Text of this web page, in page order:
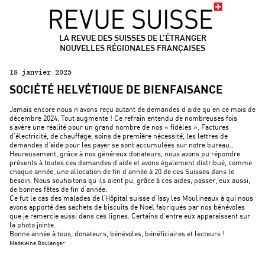
LA REVUE DES SUISSES DE L’ÉTRANGER
NOUVELLES RÉGIONALES FRANÇAISES
18 janvier 2025
SOCIÉTÉ HELVÉTIQUE DE BIENFAISANCE
Jamais encore nous n’avons reçu autant de demandes d’aide qu’en ce mois de
décembre 2024. Tout augmente ! Ce refrain entendu de nombreuses fois
s’avère une réalité pour un grand nombre de nos « fidèles ». Factures
d’électricité, de chauffage, soins de première nécessité, les lettres de
demandes d’aide pour les payer se sont accumulées sur notre bureau…
Heureusement, grâce à nos généreux donateurs, nous avons pu répondre
présents à toutes ces demandes d’aide et avons également distribué, comme
chaque année, une allocation de fin d’année à 20 de ces Suisses dans le
besoin. Nous souhaitons qu’ils aient pu, grâce à ces aides, passer, eux aussi,
de bonnes fêtes de fin d’année.
Ce fut le cas des malades de l’Hôpital suisse d’Issy les Moulineaux à qui nous
avons apporté des sachets de biscuits de Noël fabriqués par nos bénévoles
que je remercie aussi dans ces lignes. Certains d’entre eux apparaissent sur
la photo jointe.
Bonne année à tous, donateurs, bénévoles, bénéficiaires et lecteurs !
Madeleine Boulanger